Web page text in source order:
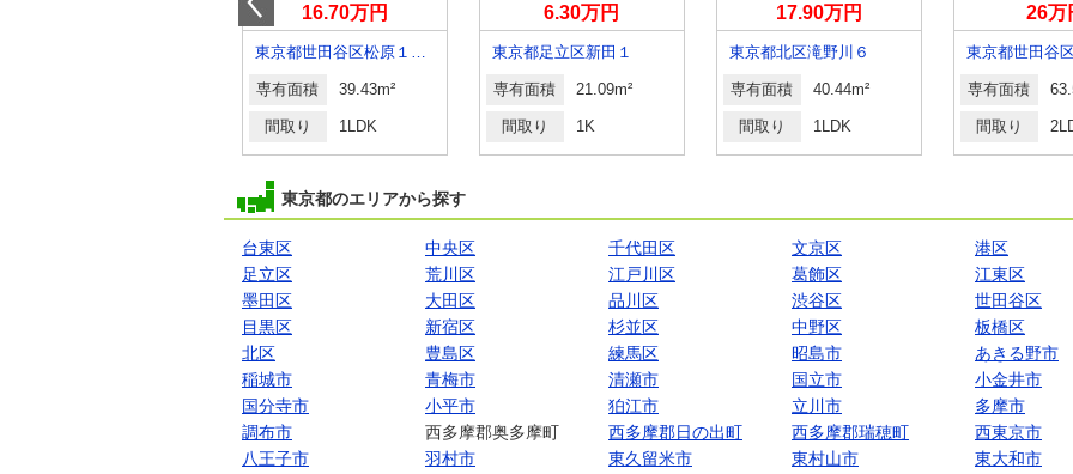
16.70万円
東京都世田谷区松原１丁目
専有面積 39.43m²
間取り 1LDK
6.30万円
東京都足立区新田１
専有面積 21.09m²
間取り 1K
17.90万円
東京都北区滝野川６
専有面積 40.44m²
間取り 1LDK
26万
東京都世田谷
専有面積
間取り
東京都のエリアから探す
台東区 中央区 千代田区 文京区
港区
足立区
荒川区 江戸川区 葛飾区
江東区
墨田区
大田区 品川区 渋谷区
世田谷区
目黒区
新宿区 杉並区 中野区
板橋区
北区
豊島区 練馬区 昭島市
あきる野市
稲城市
青梅市 清瀬市 国立市
小金井市
国分寺市
小平市 狛江市 立川市
多摩市
調布市
西多摩郡奥多摩町 西多摩郡日の出町 西多摩郡瑞穂町
西東京市
八王子市
羽村市 東久留米市 東村山市
東大和市